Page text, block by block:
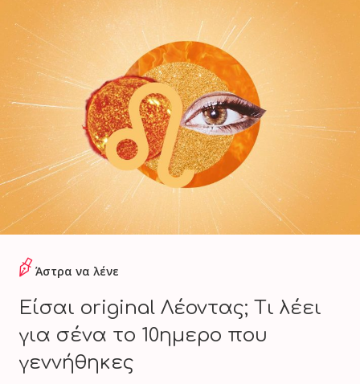
Άστρα να λένε
Είσαι original Λέοντας; Τι λέει
για σένα το 10ημερο που
γεννήθηκες